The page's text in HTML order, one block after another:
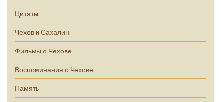
Цитаты
Чехов и Сахалин
Фильмы о Чехове
Воспоминания о Чехове
Память